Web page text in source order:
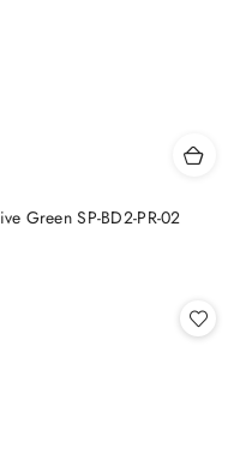
Green SP-BD2-PR-02